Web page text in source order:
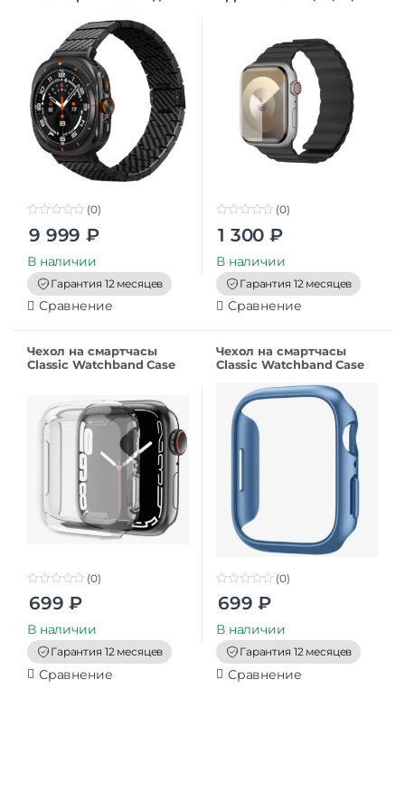
Ultra, Black/Grey
o
t
o
f
5
(0)
9 999 ₽
В наличии
Гарантия 12 месяцев
Сравнение
t
o
f
5
(0)
1 300 ₽
В наличии
Гарантия 12 месяцев
Сравнение
Чехол на смартчасы
Classic Watchband Case
o
t
o
f
5
(0)
699 ₽
В наличии
Гарантия 12 месяцев
Сравнение
Чехол на смартчасы
Classic Watchband Case
Голубой
o
t
o
f
5
(0)
699 ₽
В наличии
Гарантия 12 месяцев
Сравнение